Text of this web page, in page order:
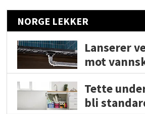
NORGE LEKKER
Lanserer
mot
Tette
bli